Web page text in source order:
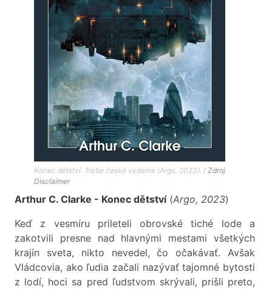
Konec dětství. Tretie české vydanie (Argo, 2023). /Zdroj
Disclaimer
Arthur C. Clarke - Konec dětství(Argo, 2023)
Keď z vesmíru prileteli obrovské tiché lode a
zakotvili presne nad hlavnými mestami všetkých
krajín sveta, nikto nevedel, čo očakávať. Avšak
Vládcovia, ako ľudia začali nazývať tajomné bytosti
z lodí, hoci sa pred ľudstvom skrývali, prišli preto,